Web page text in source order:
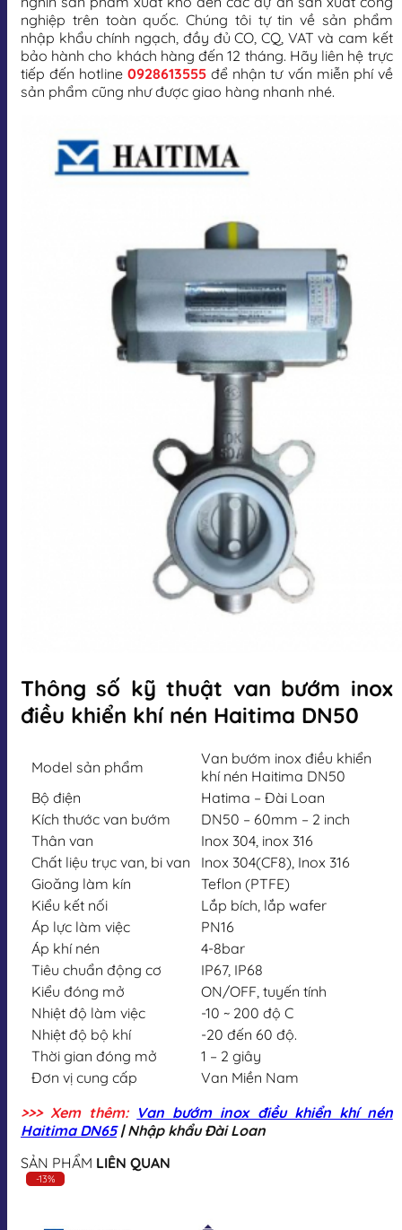
nghiệp trên toàn quốc. Chúng tôi tự tin về sản phẩm
nhập khẩu chính ngạch, đầy đủ CO, CQ, VAT và cam kết
bảo hành cho khách hàng đến 12 tháng. Hãy liên hệ trực
tiếp đến hotline0928613555 để nhận tư vấn miễn phí về
sản phẩm cũng như được giao hàng nhanh nhé.
Thông số kỹ thuật van bướm inox
điều khiển khí nén Haitima DN50
Model sản phẩm
Van bướm inox điều khiển
khí nén Haitima DN50
Bộ điện
Hatima – Đài Loan
Kích thước van bướm
DN50 – 60mm – 2 inch
Thân van
Inox 304, inox 316
Chất liệu trục van, bi van
Inox 304(CF8), Inox 316
Gioăng làm kín
Teflon (PTFE)
Kiểu kết nối
Lắp bích, lắp wafer
Áp lực làm việc
PN16
Áp khí nén
4-8bar
Tiêu chuẩn động cơ
IP67, IP68
Kiểu đóng mở
ON/OFF, tuyến tính
Nhiệt độ làm việc
-10 ~ 200 độ C
Nhiệt độ bộ khí
-20 đến 60 độ.
Thời gian đóng mở
1 – 2 giây
Đơn vị cung cấp
Van Miền Nam
>>> Xem thêm: Van bướm inox điều khiển khí nén
Haitima DN65| Nhập khẩu Đài Loan
SẢN PHẨM LIÊN QUAN
-13%